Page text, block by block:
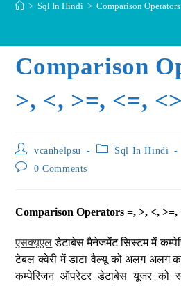
> Sql In Hindi > Comparison
Comparison
>, <, >=, <=,
vcanhelpsu Sql In Hindi
0 Comments
Comparison Operators =, >, <,
एसक्यूएलडेटाबेस मैनेजमेंट सिस्टम में
टेबल क्वेरी में डाटा वैल्यू को अलग अलग
कम्पेरिजन ऑपरेटर डेटाबेस यूजर को